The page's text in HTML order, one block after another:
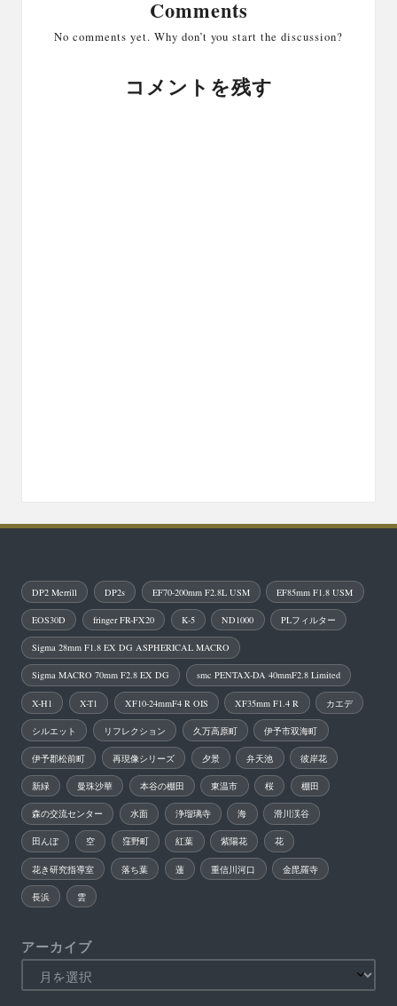
Comments
No comments yet. Why don’t you start the discussion?
コメントを残す
DP2 Merrill DP2s EF70-200mm F2.8L USM EF85mm F1.8 USM
EOS30D fringer FR-FX20 K-5 ND1000 PLフィルター
Sigma 28mm F1.8 EX DG ASPHERICAL MACRO
Sigma MACRO 70mm F2.8 EX DG smc PENTAX-DA 40mmF2.8 Limited
X-H1 X-T1 XF10-24mmF4 R OIS XF35mm F1.4 R カエデ
シルエット リフレクション 久万高原町 伊予市双海町
伊予郡松前町 再現像シリーズ 夕景 弁天池 彼岸花
新緑 曼珠沙華 本谷の棚田 東温市 桜 棚田
森の交流センター 水面 浄瑠璃寺 海 滑川渓谷
田んぼ 空 窪野町 紅葉 紫陽花 花
花き研究指導室 落ち葉 蓮 重信川河口 金毘羅寺
長浜 雲
アーカイブ